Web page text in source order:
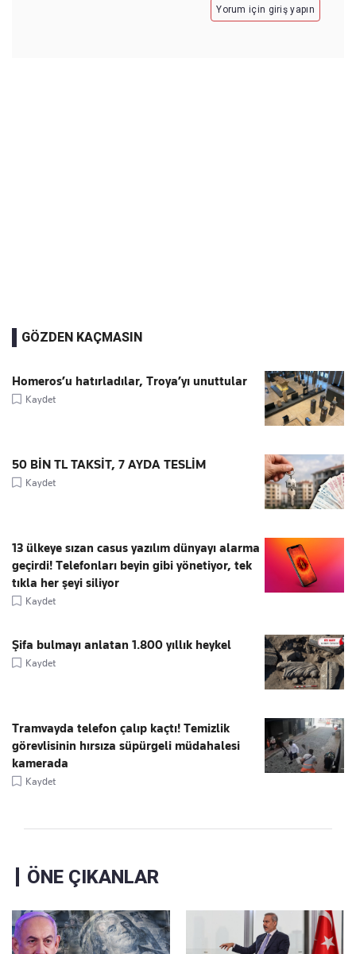
Yorum için giriş yapın
GÖZDEN KAÇMASIN
Homeros’u hatırladılar, Troya’yı unuttular
Kaydet
50 BİN TL TAKSİT, 7 AYDA TESLİM
Kaydet
13 ülkeye sızan casus yazılım dünyayı alarma
geçirdi! Telefonları beyin gibi yönetiyor, tek
tıkla her şeyi siliyor
Kaydet
Şifa bulmayı anlatan 1.800 yıllık heykel
Kaydet
Tramvayda telefon çalıp kaçtı! Temizlik
görevlisinin hırsıza süpürgeli müdahalesi
kamerada
Kaydet
ÖNE ÇIKANLAR